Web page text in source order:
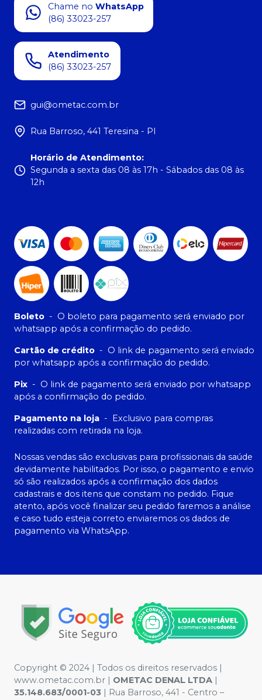
Chame no WhatsApp
(86) 33023-257
Atendimento
(86) 33023-257
gui@ometac.com.br
Rua Barroso, 441 Teresina - PI
Horário de Atendimento:
Segunda a sexta das 08 às 17h - Sábados das 08 às
12h
Boleto - O boleto para pagamento será enviado por
whatsapp após a confirmação do pedido.
Cartão de crédito - O link de pagamento será enviado
por whatsapp após a confirmação do pedido.
Pix - O link de pagamento será enviado por whatsapp
após a confirmação do pedido.
Pagamento na loja - Exclusivo para compras
realizadas com retirada na loja.
Nossas vendas são exclusivas para profissionais da saúde
devidamente habilitados. Por isso, o pagamento e envio
só são realizados após a confirmação dos dados
cadastrais e dos itens que constam no pedido. Fique
atento, após você finalizar seu pedido faremos a análise
e caso tudo esteja correto enviaremos os dados de
pagamento via WhatsApp.
Copyright © 2024 | Todos os direitos reservados |
www.ometac.com.br | OMETAC DENAL LTDA |
35.148.683/0001-03 | Rua Barroso, 441 - Centro –